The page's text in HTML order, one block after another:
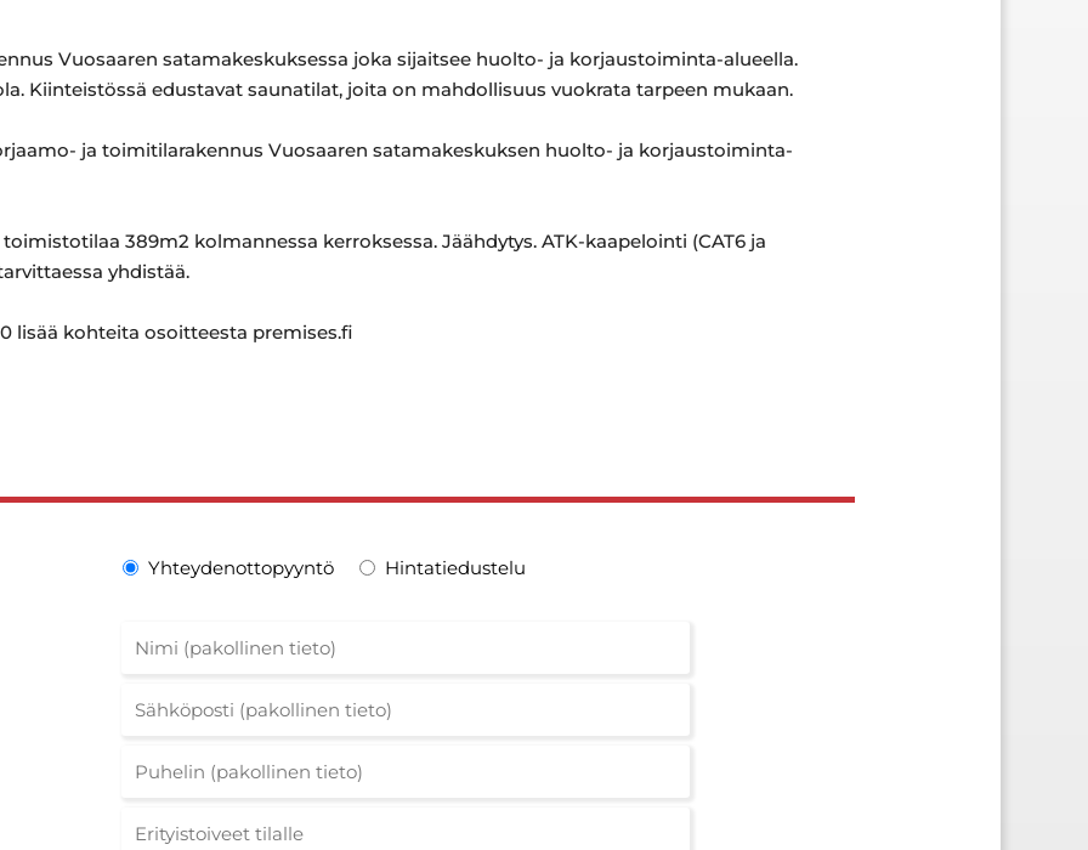
Vuosaaren satamakeskuksessa joka sijaitsee huolto- ja korjaustoiminta-alueella.
Kiinteistössä edustavat saunatilat, joita on mahdollisuus vuokrata tarpeen mukaan.
ja toimitilarakennus Vuosaaren satamakeskuksen huolto- ja korjaustoiminta-
389m2 kolmannessa kerroksessa. Jäähdytys. ATK-kaapelointi (CAT6 ja
yhdistää.
lisää kohteita osoitteesta premises.fi
Yhteydenottopyyntö Hintatiedustelu